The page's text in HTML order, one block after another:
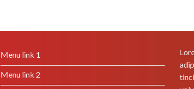
Menu link 1
Menu link 2